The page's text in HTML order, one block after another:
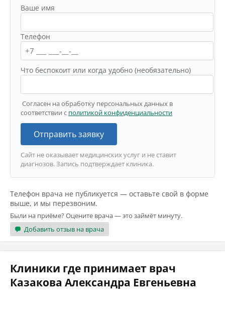
Ваше имя
Телефон
Что беспокоит или когда удобно (необязательно)
Согласен на обработку персональных данных в
соответствии с политикой конфиденциальности
Отправить заявку
Сайт не оказывает медицинских услуг и не ставит
диагнозов. Запись подтверждает клиника.
Телефон врача не публикуется — оставьте свой в форме
выше, и мы перезвоним.
Были на приёме? Оцените врача — это займёт минуту.
Добавить отзыв на врача
Клиники где принимает врач
Казакова Александра Евгеньевна